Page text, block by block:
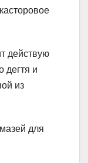
действую
дегтя и
из